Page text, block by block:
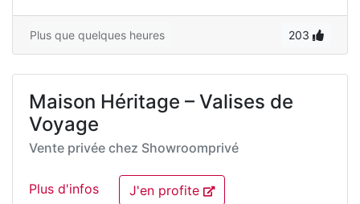
Plus que quelques heures 203
Maison Héritage – Valises de
Voyage
Vente privée chez Showroomprivé
Plus d'infos J'en profite